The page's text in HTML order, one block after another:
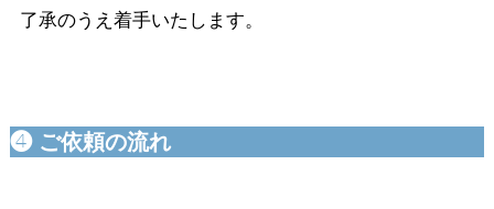
了承のうえ着手いたします。
❹ ご依頼の流れ